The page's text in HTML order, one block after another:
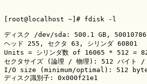
[root@localhost ~]# fdisk -l
ディスク /dev/sda: 500.1 GB,
ヘッド 255, セクタ 63, シリンダ 60801
Units = シリンダ数 of 16065 * 512 =
セクタサイズ (論理 / 物理): 512 バイト /
I/O size (minimum/optimal): 512
ディスク識別子: 0x000f21e1